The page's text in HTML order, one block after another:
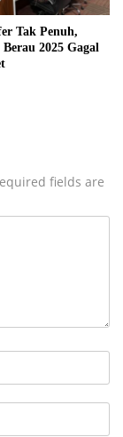
Tak Penuh,
2025 Gagal
fields are